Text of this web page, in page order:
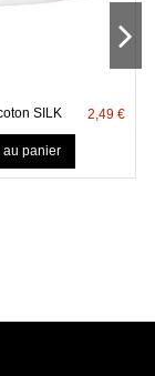
SILK 2,49 €
au panier